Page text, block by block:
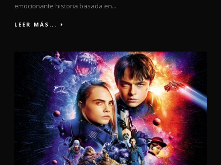
emocionante historia basada en...
LEER MÁS...